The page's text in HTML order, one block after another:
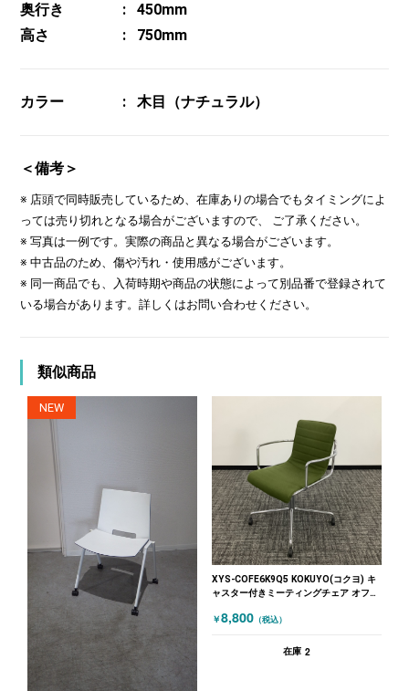
奥行き
450mm
高さ
750mm
カラー 木目（ナチュラル）
＜備考＞
※ 店頭で同時販売しているため、在庫ありの場合でもタイミングによ
っては売り切れとなる場合がございますので、 ご了承ください。
※ 写真は一例です。実際の商品と異なる場合がございます。
※ 中古品のため、傷や汚れ・使用感がございます。
※ 同一商品でも、入荷時期や商品の状態によって別品番で登録されて
いる場合があります。詳しくはお問い合わせください。
類似商品
NEW
XYS-COFE6K9Q5 KOKUYO(コクヨ) キ
ャスター付きミーティングチェア オフセ
￥8,800 （税込）
在庫 2